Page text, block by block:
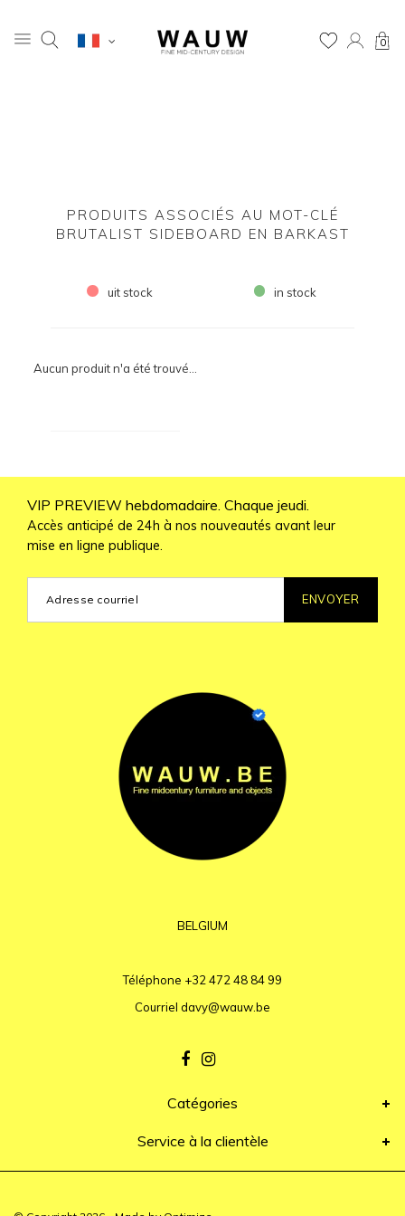
0
PRODUITS ASSOCIÉS AU MOT-CLÉ
BRUTALIST SIDEBOARD EN BARKAST
uit stock in stock
Aucun produit n'a été trouvé...
VIP PREVIEW hebdomadaire. Chaque jeudi.
Accès anticipé de 24h à nos nouveautés avant leur
mise en ligne publique.
ENVOYER
BELGIUM
Téléphone +32 472 48 84 99
Courriel davy@wauw.be
Catégories
Service à la clientèle